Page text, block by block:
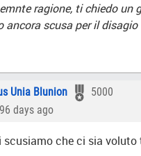
ragione, ti chiedo un
ancora scusa per il disagio
Unia Blunion
5000
days ago
scusiamo che ci sia